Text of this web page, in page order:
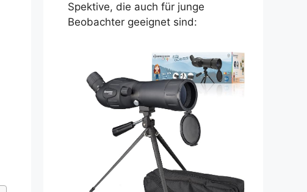
Spektive, die auch für junge
Beobachter geeignet sind: